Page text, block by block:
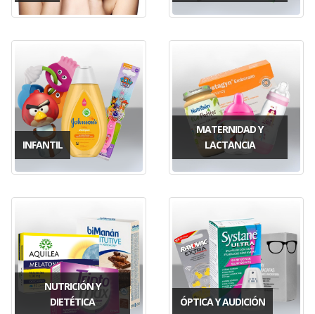
INFANTIL
MATERNIDAD Y
LACTANCIA
NUTRICIÓN Y
DIETÉTICA
ÓPTICA Y AUDICIÓN